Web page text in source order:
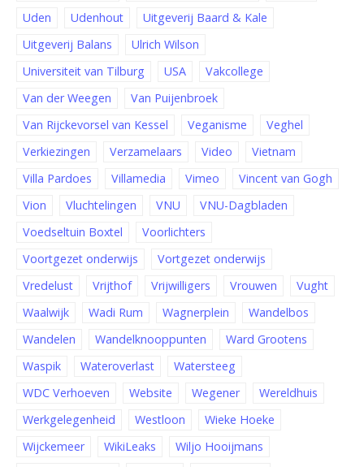
Uden
Udenhout
Uitgeverij Baard & Kale
Uitgeverij Balans
Ulrich Wilson
Universiteit van Tilburg
USA
Vakcollege
Van der Weegen
Van Puijenbroek
Van Rijckevorsel van Kessel
Veganisme
Veghel
Verkiezingen
Verzamelaars Video
Vietnam
Villa Pardoes
Villamedia Vimeo
Vincent van Gogh
Vion
Vluchtelingen VNU
VNU-Dagbladen
Voedseltuin Boxtel
Voorlichters
Voortgezet onderwijs
Vortgezet onderwijs
Vredelust
Vrijthof Vrijwilligers Vrouwen
Vught
Waalwijk
Wadi Rum Wagnerplein
Wandelbos
Wandelen
Wandelknooppunten
Ward Grootens
Waspik
Wateroverlast
Watersteeg
WDC Verhoeven
Website Wegener
Wereldhuis
Werkgelegenheid
Westloon
Wieke Hoeke
Wijckemeer
WikiLeaks
Wiljo Hooijmans